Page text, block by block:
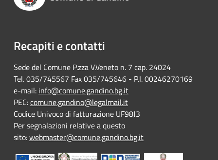
Recapiti e contatti
Sede del Comune P.zza V.Veneto n. 7 cap. 24024
Tel. 035/745567 Fax 035/745646 - P.I. 00246270169
e-mail: info@comune.gandino.bg.it
PEC:comune.gandino@legalmail.it
Codice Univoco di fatturazione UF98J3
Per segnalazioni relative a questo
sito:webmaster@comune.gandino.bg.it